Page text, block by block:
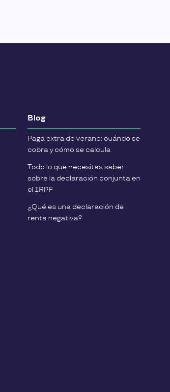
Blog
Paga extra de verano: cuándo se
cobra y cómo se calcula
Todo lo que necesitas saber
sobre la declaración conjunta en
el IRPF
¿Qué es una declaración de
renta negativa?